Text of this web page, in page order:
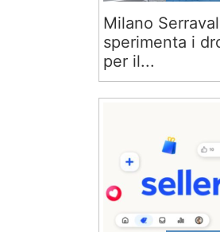
Milano
sperimenta i
per il...